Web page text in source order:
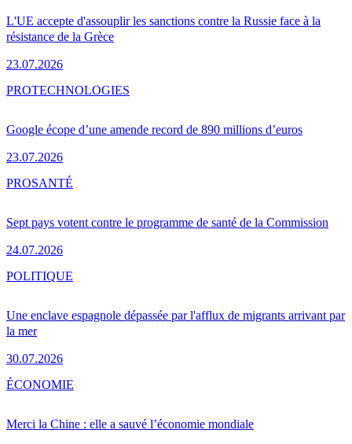
L'UE accepte d'assouplir les sanctions contre la Russie face à la
résistance de la Grèce
23.07.2026
Google écope d’une amende record de 890 millions d’euros
23.07.2026
PROTECHNOLOGIES
Sept pays votent contre le programme de santé de la Commission
24.07.2026
PROSANTÉ
Une enclave espagnole dépassée par l'afflux de migrants arrivant par
la mer
30.07.2026
POLITIQUE
Merci la Chine : elle a sauvé l’économie mondiale
ÉCONOMIE